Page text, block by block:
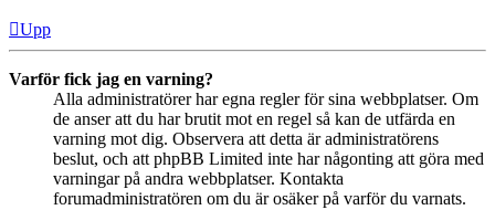
Upp
Varför fick jag en varning?
Alla administratörer har egna regler för sina webbplatser. Om
de anser att du har brutit mot en regel så kan de utfärda en
varning mot dig. Observera att detta är administratörens
beslut, och att phpBB Limited inte har någonting att göra med
varningar på andra webbplatser. Kontakta
forumadministratören om du är osäker på varför du varnats.